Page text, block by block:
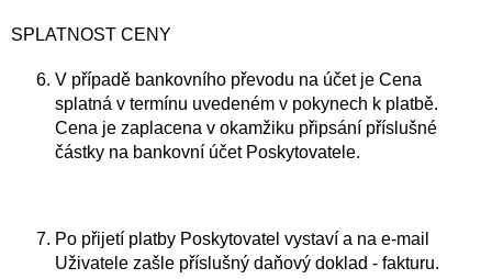
SPLATNOST CENY
V případě bankovního převodu na účet je Cena
splatná v termínu uvedeném v pokynech k platbě.
Cena je zaplacena v okamžiku připsání příslušné
částky na bankovní účet Poskytovatele.
Po přijetí platby Poskytovatel vystaví a na e-mail
Uživatele zašle příslušný daňový doklad - fakturu.